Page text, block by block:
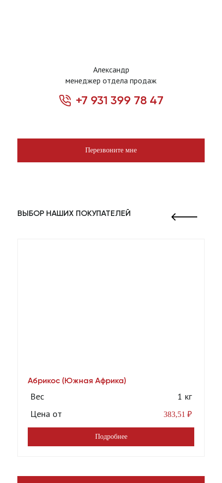
Александр
менеджер отдела продаж
+7 931 399 78 47
Перезвоните мне
ВЫБОР НАШИХ ПОКУПАТЕЛЕЙ
Абрикос (Южная Африка)
Вес
1 кг
Цена от
383,51 ₽
Подробнее